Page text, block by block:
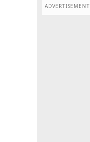
ADVERTISEMENT